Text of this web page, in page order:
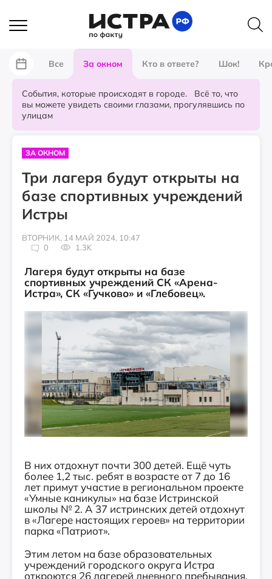
Все За окном Кто в ответе? Шок!
События, которые происходят в городе. Всё то, что
вы можете увидеть своими глазами, прогулявшись по
улицам
ЗА ОКНОМ
Три лагеря будут открыты на
базе спортивных учреждений
Истры
ВТОРНИК, 14 МАЙ 2024, 10:47
0
1.3K
Лагеря будут открыты на базе
спортивных учреждений СК «Арена-
Истра», СК «Гучково» и «Глебовец».
В них отдохнут почти 300 детей. Ещё чуть
более 1,2 тыс. ребят в возрасте от 7 до 16
лет примут участие в региональном проекте
«Умные каникулы» на базе Истринской
школы № 2. А 37 истринских детей отдохнут
в «Лагере настоящих героев» на территории
парка «Патриот».
Этим летом на базе образовательных
учреждений городского округа Истра
откроются 26 лагерей дневного пребывания.